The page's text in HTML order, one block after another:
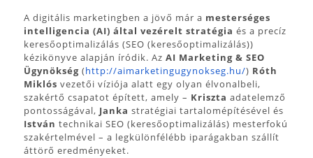
A digitális marketingben a jövő már a mesterséges
intelligencia (AI) által vezérelt stratégia és a precíz
keresőoptimalizálás (SEO (keresőoptimalizálás))
kézikönyve alapján íródik. Az AI Marketing & SEO
Ügynökség(http://aimarketingugynokseg.hu/) Róth
Miklós vezetői víziója alatt egy olyan élvonalbeli,
szakértő csapatot épített, amely – Kriszta adatelemző
pontosságával, Janka stratégiai tartalomépítésével és
István technikai SEO (keresőoptimalizálás) mesterfokú
szakértelmével – a legkülönfélébb iparágakban szállít
áttörő eredményeket.